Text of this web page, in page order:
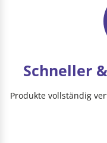
Schneller
Produkte vollständig